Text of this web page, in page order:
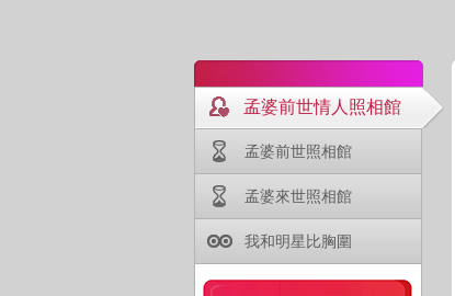
孟婆前世情人照相館
孟婆前世照相館
孟婆來世照相館
我和明星比胸圍